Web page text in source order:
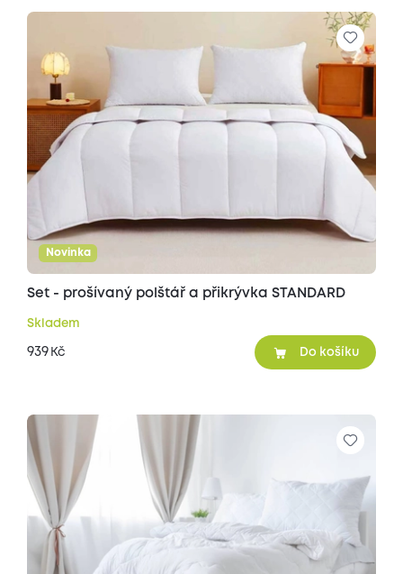
Novinka
Set - prošívaný polštář a přikrývka STANDARD
Skladem
939 Kč Do košíku